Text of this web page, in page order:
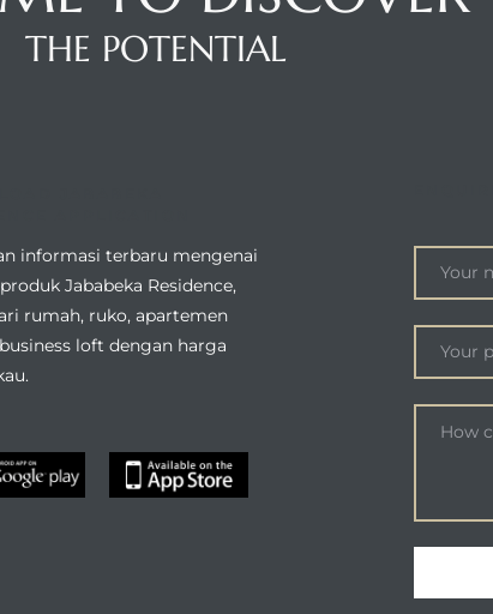
THE POTENTIAL
informasi terbaru mengenai
Jababeka Residence,
rumah, ruko, apartemen
loft dengan harga